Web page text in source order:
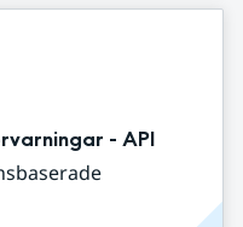
- API